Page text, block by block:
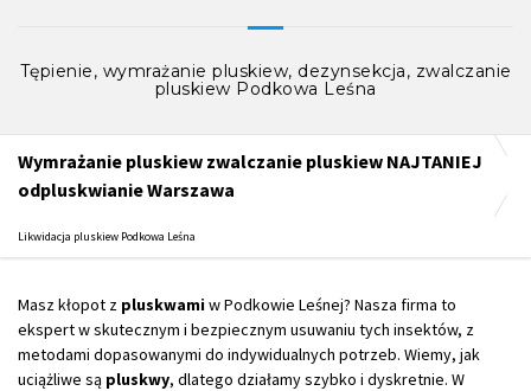
Tępienie, wymrażanie pluskiew, dezynsekcja, zwalczanie
pluskiew Podkowa Leśna
Wymrażanie pluskiew zwalczanie pluskiew NAJTANIEJ
odpluskwianie Warszawa
Likwidacja pluskiew Podkowa Leśna
Masz kłopot z pluskwamiw Podkowie Leśnej? Nasza firma to
ekspert w skutecznym i bezpiecznym usuwaniu tych insektów, z
metodami dopasowanymi do indywidualnych potrzeb. Wiemy, jak
uciążliwe są pluskwy, dlatego działamy szybko i dyskretnie. W